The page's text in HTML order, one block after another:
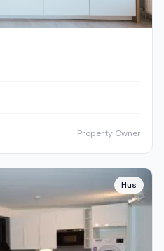
Property Owner
Hus